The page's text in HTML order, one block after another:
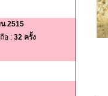
2515
อ : 32 ครั้ง